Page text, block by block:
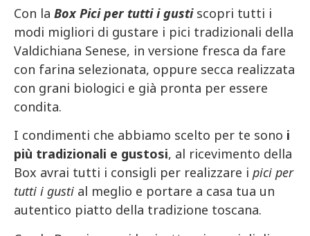
Con la Box Pici per tutti i gusti scopri tutti i
modi migliori di gustare i pici tradizionali della
Valdichiana Senese, in versione fresca da fare
con farina selezionata, oppure secca realizzata
con grani biologici e già pronta per essere
condita.
I condimenti che abbiamo scelto per te sono i
più tradizionali e gustosi, al ricevimento della
Box avrai tutti i consigli per realizzare i pici per
tutti i gusti al meglio e portare a casa tua un
autentico piatto della tradizione toscana.